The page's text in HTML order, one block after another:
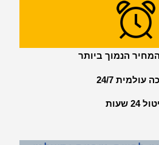
הנמוך ביותר
עולמית 24/7
24 שעות